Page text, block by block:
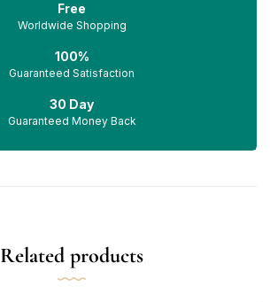
Free
Worldwide Shopping
100%
Guaranteed Satisfaction
30 Day
Guaranteed Money Back
Related products